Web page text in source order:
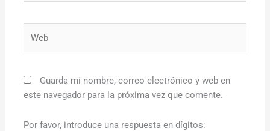
Guarda mi nombre, correo electrónico y web en
este navegador para la próxima vez que comente.
Por favor, introduce una respuesta en dígitos: